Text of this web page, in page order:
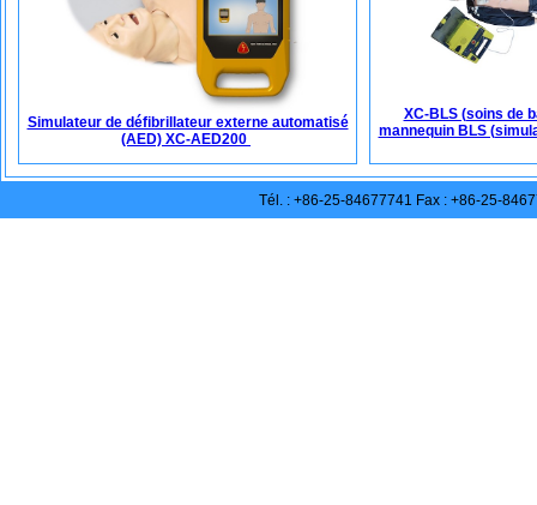
Simulateur de défibrillateur externe automatisé
(AED) XC-AED200
XC-BLS (soins de
mannequin BLS
Tél. : +86-25-84677741 Fax : +86-25-